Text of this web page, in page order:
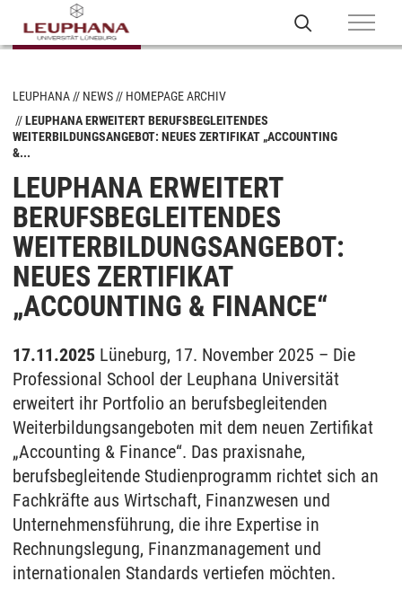
LEUPHANA NEWS
HOMEPAGE ARCHIV
LEUPHANA ERWEITERT BERUFSBEGLEITENDES
WEITERBILDUNGSANGEBOT: NEUES ZERTIFIKAT „ACCOUNTING
&...
LEUPHANA ERWEITERT
BERUFSBEGLEITENDES
WEITERBILDUNGSANGEBOT:
NEUES ZERTIFIKAT
„ACCOUNTING & FINANCE“
17.11.2025 Lüneburg, 17. November 2025 – Die
Professional School der Leuphana Universität
erweitert ihr Portfolio an berufsbegleitenden
Weiterbildungsangeboten mit dem neuen Zertifikat
„Accounting & Finance“. Das praxisnahe,
berufsbegleitende Studienprogramm richtet sich an
Fachkräfte aus Wirtschaft, Finanzwesen und
Unternehmensführung, die ihre Expertise in
Rechnungslegung, Finanzmanagement und
internationalen Standards vertiefen möchten.